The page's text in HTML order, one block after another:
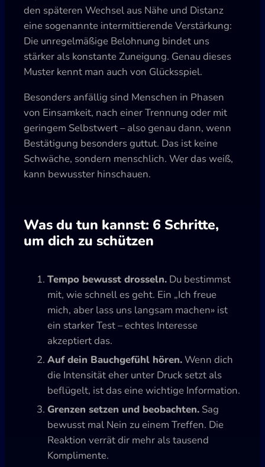
den späteren Wechsel aus Nähe und Distanz
eine sogenannte intermittierende Verstärkung:
Die unregelmäßige Belohnung bindet uns
stärker als konstante Zuneigung. Genau dieses
Muster kennt man auch von Glücksspiel.
Besonders anfällig sind Menschen in Phasen
von Einsamkeit, nach einer Trennung oder mit
geringem Selbstwert – also genau dann, wenn
Bestätigung besonders guttut. Das ist keine
Schwäche, sondern menschlich. Wer das weiß,
kann bewusster hinschauen.
Was du tun kannst: 6 Schritte,
um dich zu schützen
Tempo bewusst drosseln. Du bestimmst
mit, wie schnell es geht. Ein „Ich freue
mich, aber lass uns langsam machen» ist
ein starker Test – echtes Interesse
akzeptiert das.
Auf dein Bauchgefühl hören.Wenn dich
die Intensität eher unter Druck setzt als
beflügelt, ist das eine wichtige Information.
Grenzen setzen und beobachten. Sag
bewusst mal Nein zu einem Treffen. Die
Reaktion verrät dir mehr als tausend
Komplimente.